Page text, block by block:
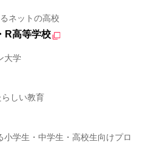
ネットの高校
R高等学校
大学
しい教育
学生・中学生・高校生向けプロ